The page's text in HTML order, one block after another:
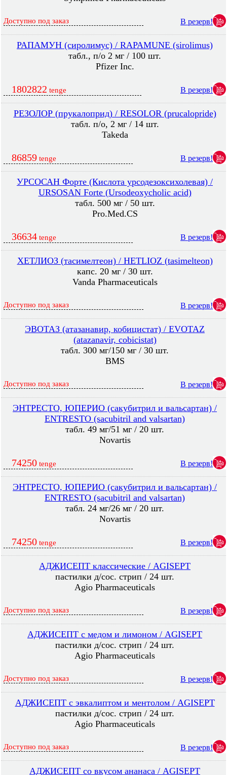
Доступно под заказ В резерв!
РАПАМУН (сиролимус) / RAPAMUNE (sirolimus)
табл., п/о 2 мг / 100 шт.
Pfizer Inc.
1802822 tenge В резерв!
РЕЗОЛОР (прукалоприд) / RESOLOR (prucalopride)
табл. п/о, 2 мг / 14 шт.
Takeda
86859 tenge В резерв!
УРСОСАН Форте (Кислота урсодезоксихолевая) /
URSOSAN Forte (Ursodeoxycholic acid)
табл. 500 мг / 50 шт.
Pro.Med.CS
36634 tenge В резерв!
ХЕТЛИОЗ (тасимелтеон) / HETLIOZ (tasimelteon)
капс. 20 мг / 30 шт.
Vanda Pharmaceuticals
Доступно под заказ В резерв!
ЭВОТАЗ (атазанавир, кобицистат) / EVOTAZ
(atazanavir, cobicistat)
табл. 300 мг/150 мг / 30 шт.
BMS
Доступно под заказ В резерв!
ЭНТРЕСТО, ЮПЕРИО (сакубитрил и вальсартан) /
ENTRESTO (sacubitril and valsartan)
табл. 49 мг/51 мг / 20 шт.
Novartis
74250 tenge В резерв!
ЭНТРЕСТО, ЮПЕРИО (сакубитрил и вальсартан) /
ENTRESTO (sacubitril and valsartan)
табл. 24 мг/26 мг / 20 шт.
Novartis
74250 tenge В резерв!
АДЖИСЕПТ классические / AGISEPT
пастилки д/сос. стрип / 24 шт.
Agio Pharmaceuticals
Доступно под заказ В резерв!
АДЖИСЕПТ с медом и лимоном / AGISEPT
пастилки д/сос. стрип / 24 шт.
Agio Pharmaceuticals
Доступно под заказ В резерв!
АДЖИСЕПТ с эвкалиптом и ментолом / AGISEPT
пастилки д/сос. стрип / 24 шт.
Agio Pharmaceuticals
Доступно под заказ В резерв!
АДЖИСЕПТ со вкусом ананаса / AGISEPT